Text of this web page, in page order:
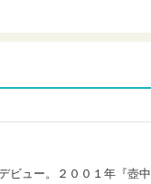
ビュー。２００１年『壺中